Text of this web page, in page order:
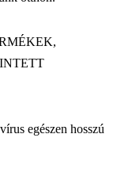
egészen hosszú